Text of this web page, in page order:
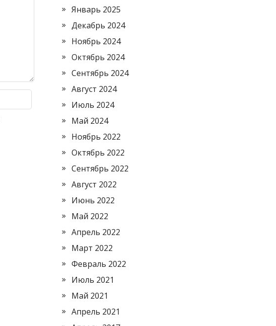
Январь 2025
Декабрь 2024
Ноябрь 2024
Октябрь 2024
Сентябрь 2024
Август 2024
Июль 2024
Май 2024
Ноябрь 2022
Октябрь 2022
Сентябрь 2022
Август 2022
Июнь 2022
Май 2022
Апрель 2022
Март 2022
Февраль 2022
Июль 2021
Май 2021
Апрель 2021